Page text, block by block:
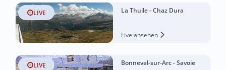
LIVE La Thuile - Chaz Dura
Live ansehen
LIVE Bonneval-sur-Arc - Savoie